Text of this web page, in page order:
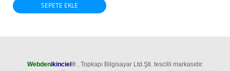
SEPETE EKLE
Webdenikinciel®, Topkapı Bilgisayar Ltd.Şti. tescilli markasıdır.